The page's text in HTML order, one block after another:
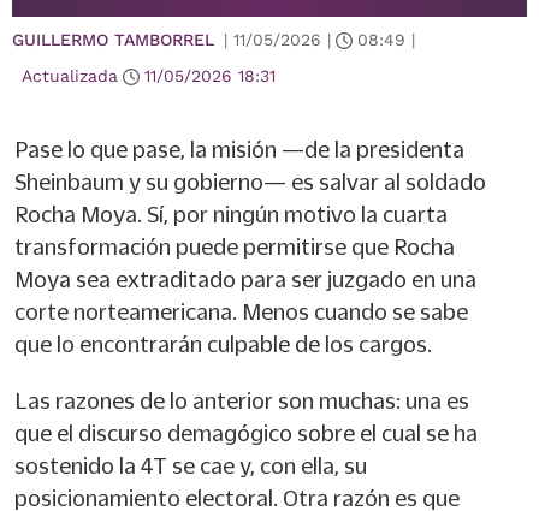
GUILLERMO TAMBORREL | 11/05/2026 | 08:49 |
Actualizada
11/05/2026 18:31
Pase lo que pase, la misión —de la presidenta
Sheinbaum y su gobierno— es salvar al soldado
Rocha Moya. Sí, por ningún motivo la cuarta
transformación puede permitirse que Rocha
Moya sea extraditado para ser juzgado en una
corte norteamericana. Menos cuando se sabe
que lo encontrarán culpable de los cargos.
Las razones de lo anterior son muchas: una es
que el discurso demagógico sobre el cual se ha
sostenido la 4T se cae y, con ella, su
posicionamiento electoral. Otra razón es que